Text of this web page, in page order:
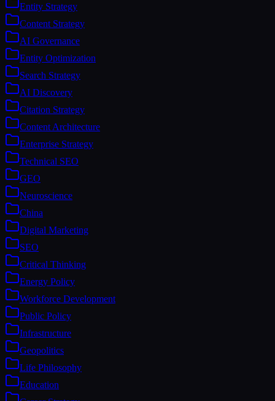
Entity Strategy
Content Strategy
AI Governance
Entity Optimization
Search Strategy
AI Discovery
Citation Strategy
Content Architecture
Enterprise Strategy
Technical SEO
GEO
Neuroscience
China
Digital Marketing
SEO
Critical Thinking
Energy Policy
Workforce Development
Public Policy
Infrastructure
Geopolitics
Life Philosophy
Education